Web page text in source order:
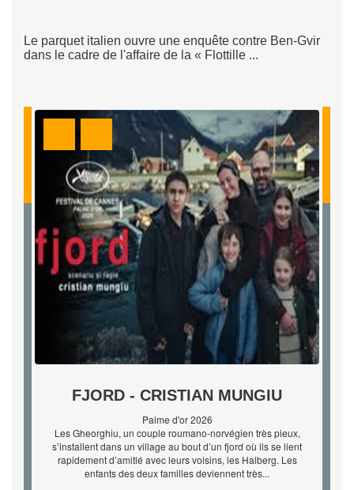
Le parquet italien ouvre une enquête contre Ben-Gvir
dans le cadre de l'affaire de la « Flottille ...
EL SER QUERIDO - RODRIGO
SOROGOYEN
Réalisateur mondialement célèbre, Esteban Martínez revient
en Espagne pour tourner son nouveau film. Il en offre le rôle
principal à une jeune actrice inconnue : sa fille, qu’il n’a pas
vue depuis treize ans. La jeune femme accepte cette incroy...